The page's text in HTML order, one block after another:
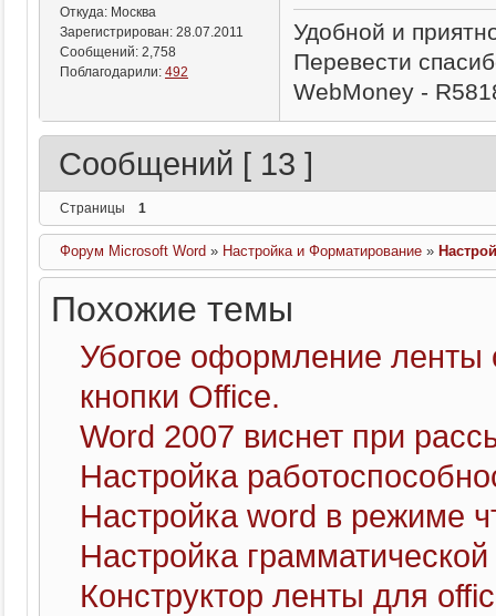
Откуда: Москва
Зарегистрирован: 28.07.2011
Сообщений: 2,758
Поблагодарили: 492
Удобной и
Перевести
WebMoney -
Сообщений [ 13 ]
Страницы 1
Форум Microsoft Word » Настройка и Форматирование »
Похожие темы
Убогое оформление ленты
кнопки Office.
Word 2007 виснет при
Настройка
Настройка word в режиме
Настройка
Конструктор ленты для